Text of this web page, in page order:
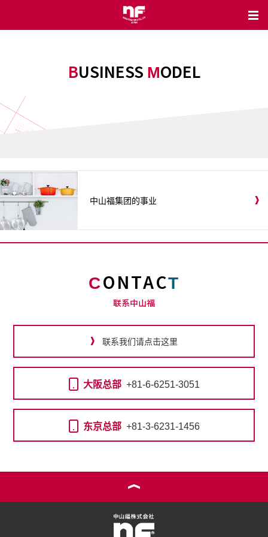
BUSINESS MODEL
中山福集团的事业
CONTACT
联系中山福
联系我们请点击这里
大阪总部 +81-6-6251-3051
东京总部 +81-3-6231-1456